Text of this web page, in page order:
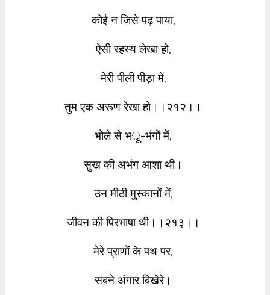
कोई न जिसे पढ़ पाया,
ऐसी रहस्य लेखा हो,
मेरी पीली पीड़ा में,
तुम एक अरूण रेखा हो।।२१२।।
भोले से भर्ू-भंगों में,
सुख की अभंग आशा थी।
उन मीठी मुस्कानों में,
जीवन की पिरभाषा थी।।२१३।।
मेरे प्राणों के पथ पर,
सबने अंगार बिखेरे।